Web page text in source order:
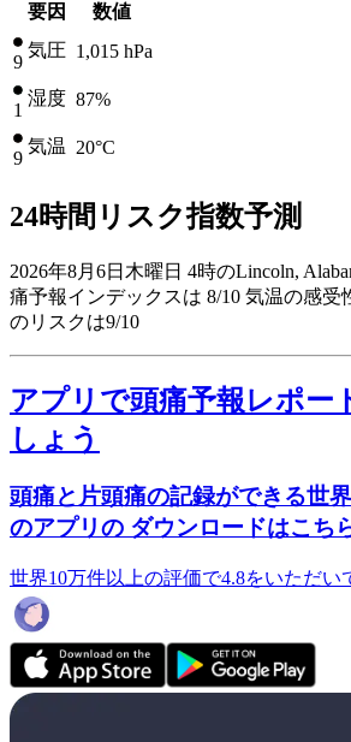
要因
数値
9
気圧 1,015 hPa
1
湿度 87%
9
気温 20°C
24時間リスク指数予測
2026年8月6日木曜日 4時のLincoln,
痛予報インデックスは 8/10 気温の感受
のリスクは9/10
アプリで頭痛予報レポー
しょう
頭痛と片頭痛の記録ができる世
のアプリの ダウンロードはこち
世界10万件以上の評価で4.8をいただい